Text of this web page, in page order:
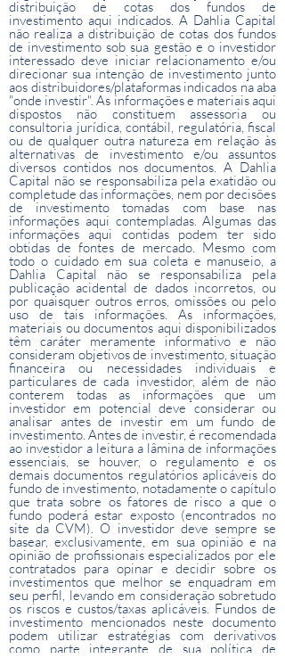
aprovadas em exames de qualificação
técnica ou possuam certificações
pela CVM como requisitos para o registro
de agentes autônomos de investimento,
administradores de carteira, analistas e
consultores de valores mobiliários, em
relação a seus recursos próprios. IV –
de investimento, desde que tenham a
carteira gerida por um ou mais cotistas,
sejam investidores qualificados.
distribuição de cotas dos fundos de
investimento aqui indicados. A Dahlia Capital
não realiza a distribuição de cotas dos fundos
de investimento sob sua gestão e o investidor
interessado deve iniciar relacionamento e/ou
direcionar sua intenção de investimento junto
aos distribuidores/plataformas indicados na aba
"onde investir". As informações e materiais aqui
dispostos não constituem assessoria ou
consultoria jurídica, contábil, regulatória, fiscal
ou de qualquer outra natureza em relação às
alternativas de investimento e/ou assuntos
diversos contidos nos documentos. A Dahlia
Capital não se responsabiliza pela exatidão ou
completude das informações, nem por decisões
de investimento tomadas com base nas
informações aqui contempladas. Algumas das
informações aqui contidas podem ter sido
obtidas de fontes de mercado. Mesmo com
todo o cuidado em sua coleta e manuseio, a
Dahlia Capital não se responsabiliza pela
publicação acidental de dados incorretos, ou
por quaisquer outros erros, omissões ou pelo
uso de tais informações. As informações,
materiais ou documentos aqui disponibilizados
têm caráter meramente informativo e não
consideram objetivos de investimento, situação
financeira ou necessidades individuais e
particulares de cada investidor, além de não
conterem todas as informações que um
investidor em potencial deve considerar ou
analisar antes de investir em um fundo de
investimento. Antes de investir, é recomendada
ao investidor a leitura a lâmina de informações
essenciais, se houver, o regulamento e os
demais documentos regulatórios aplicáveis do
fundo de investimento, notadamente o capítulo
que trata sobre os fatores de risco a que o
fundo poderá estar exposto (encontrados no
site da CVM). O investidor deve sempre se
basear, exclusivamente, em sua opinião e na
opinião de profissionais especializados por ele
contratados para opinar e decidir sobre os
investimentos que melhor se enquadram em
seu perfil, levando em consideração sobretudo
os riscos e custos/taxas aplicáveis. Fundos de
investimento mencionados neste documento
podem utilizar estratégias com derivativos
como parte integrante de sua política de